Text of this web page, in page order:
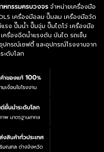
หกรรมครบวงจรจำหน่ายเครื่องมือ
เครื่องมือลม ปั๊มลม เครื่องมือวัด
รง ปั๊มน้ำ ปั๊มจุ่ม ปั๊มไดโว่ เครื่องมือ
รื่องฉีดน้ำแรงดัน บันได รถเข็น
ปกรณ์เซฟตี้ และอุปกรณ์โรงงานจาก
ะดับโลก